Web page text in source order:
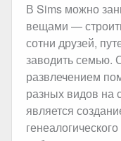
В Sims можно
вещами —
сотни друзей,
заводить
развлечением
разных видов на
является